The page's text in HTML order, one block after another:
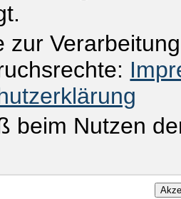
zur
beim Nutzen